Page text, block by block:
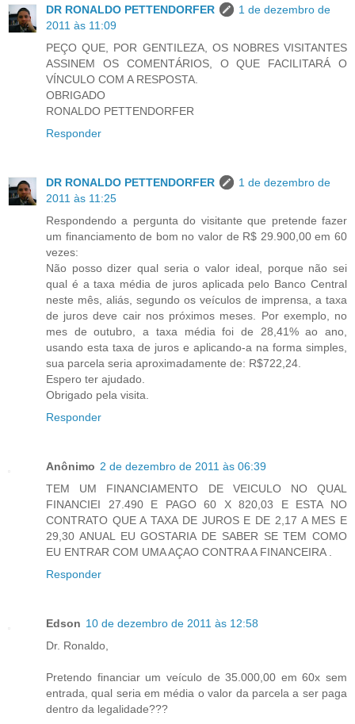
DR RONALDO PETTENDORFER
1 de dezembro de
2011 às 11:09
PEÇO QUE, POR GENTILEZA, OS NOBRES VISITANTES
ASSINEM OS COMENTÁRIOS, O QUE FACILITARÁ O
VÍNCULO COM A RESPOSTA.
OBRIGADO
RONALDO PETTENDORFER
Responder
DR RONALDO PETTENDORFER
1 de dezembro de
2011 às 11:25
Respondendo a pergunta do visitante que pretende fazer
um financiamento de bom no valor de R$ 29.900,00 em 60
vezes:
Não posso dizer qual seria o valor ideal, porque não sei
qual é a taxa média de juros aplicada pelo Banco Central
neste mês, aliás, segundo os veículos de imprensa, a taxa
de juros deve cair nos próximos meses. Por exemplo, no
mes de outubro, a taxa média foi de 28,41% ao ano,
usando esta taxa de juros e aplicando-a na forma simples,
sua parcela seria aproximadamente de: R$722,24.
Espero ter ajudado.
Obrigado pela visita.
Responder
Anônimo 2 de dezembro de 2011 às 06:39
TEM UM FINANCIAMENTO DE VEICULO NO QUAL
FINANCIEI 27.490 E PAGO 60 X 820,03 E ESTA NO
CONTRATO QUE A TAXA DE JUROS E DE 2,17 A MES E
29,30 ANUAL EU GOSTARIA DE SABER SE TEM COMO
EU ENTRAR COM UMA AÇAO CONTRA A FINANCEIRA .
Responder
Edson 10 de dezembro de 2011 às 12:58
Dr. Ronaldo,
Pretendo financiar um veículo de 35.000,00 em 60x sem
entrada, qual seria em média o valor da parcela a ser paga
dentro da legalidade???